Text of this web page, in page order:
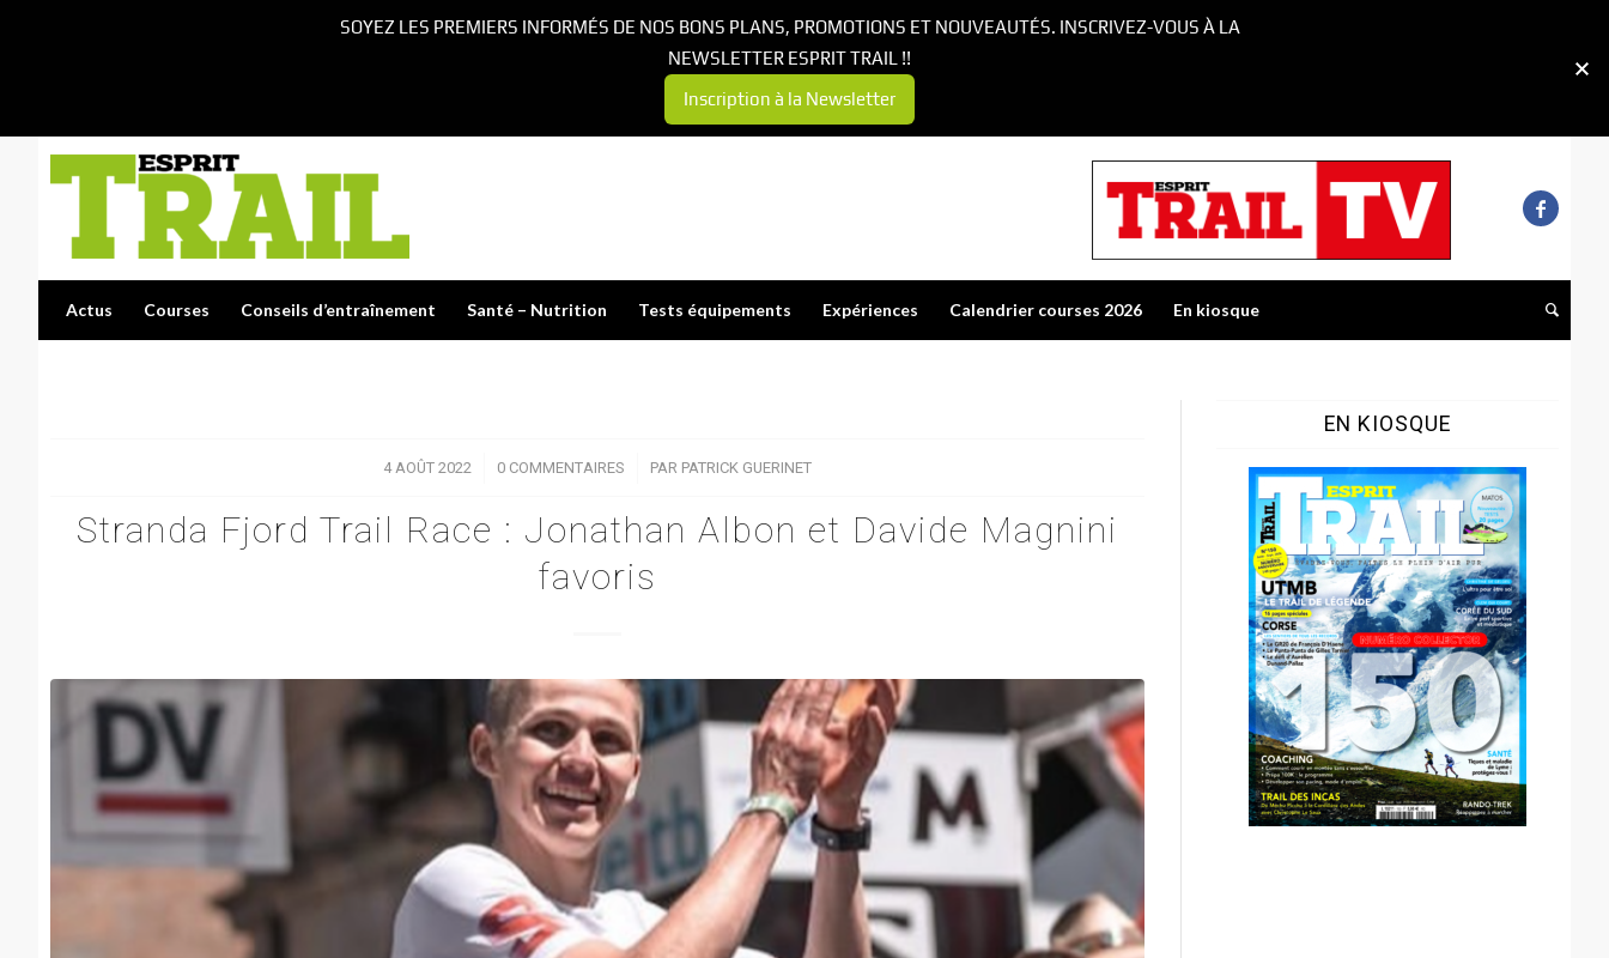
Actus Courses Conseils d’entraînement Santé – Nutrition Tests équipements Expériences Calendrier courses 2026 En kiosque
4 AOÛT 2022
/ 0 COMMENTAIRES
/ PAR PATRICK GUERINET
Stranda Fjord Trail Race : Jonathan Albon et Davide Magnini
favoris
EN KIOSQUE
SOYEZ LES PREMIERS INFORMÉS DE NOS BONS PLANS, PROMOTIONS ET NOUVEAUTÉS. INSCRIVEZ-VOUS À LA
NEWSLETTER ESPRIT TRAIL !!
Inscription à la Newsletter